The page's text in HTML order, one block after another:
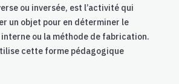
ou inversée, est l’activité qui
un objet pour en déterminer le
ou la méthode de fabrication.
cette forme pédagogique